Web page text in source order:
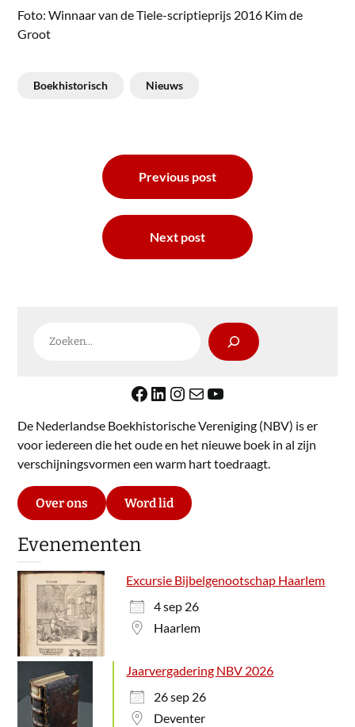
Foto: Winnaar van de Tiele-scriptieprijs 2016 Kim de
Groot
Boekhistorisch Nieuws
Previous post
Next post
Facebook
LinkedIn
Instagram
E-mailYouTube
De Nederlandse Boekhistorische Vereniging (NBV) is er
voor iedereen die het oude en het nieuwe boek in al zijn
verschijningsvormen een warm hart toedraagt.
Over ons Word lid
Evenementen
Excursie Bijbelgenootschap Haarlem
4 sep 26
Haarlem
Jaarvergadering NBV 2026
26 sep 26
Deventer